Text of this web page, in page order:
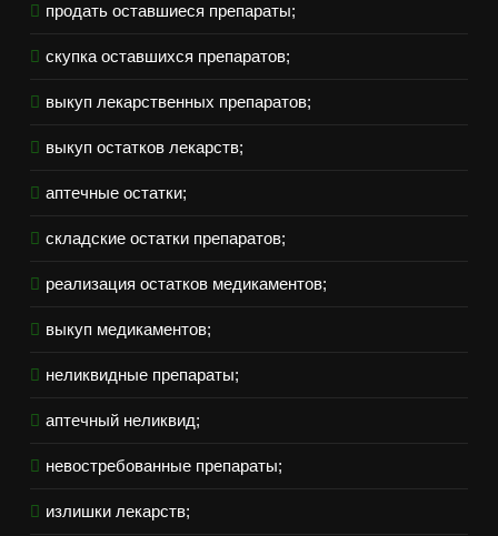
продать оставшиеся препараты;
скупка оставшихся препаратов;
выкуп лекарственных препаратов;
выкуп остатков лекарств;
аптечные остатки;
складские остатки препаратов;
реализация остатков медикаментов;
выкуп медикаментов;
неликвидные препараты;
аптечный неликвид;
невостребованные препараты;
излишки лекарств;